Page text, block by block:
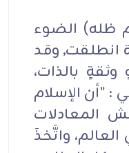
ظله) الضوء
انطلقت, وقد
بالذات،
: "أن الإسلام
المعادلات
واتَّخذَ